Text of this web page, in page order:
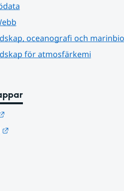
oceanografi och
för atmosfärkemi
Länk till annan webbplats.
Länk till annan webbplats.